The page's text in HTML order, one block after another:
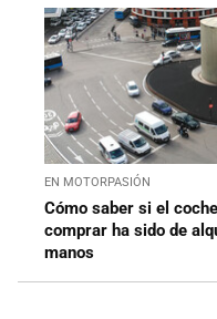
EN MOTORPASIÓN
Cómo saber si el
comprar ha sido de
manos